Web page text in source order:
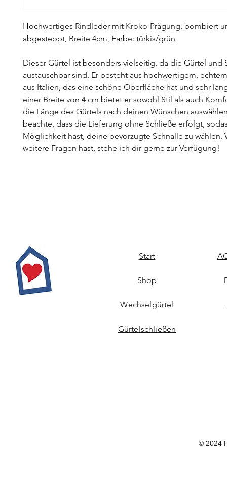
Hochwertiges Rindleder mit Kroko-Prägung, bombiert
abgesteppt, Breite 4cm, Farbe: türkis/grün
Dieser Gürtel ist besonders vielseitig, da die Gürtel und
austauschbar sind. Er besteht aus hochwertigem,
aus Italien, das eine schöne Oberfläche hat und sehr
einer Breite von 4 cm bietet er sowohl Stil als auch
die Länge des Gürtels nach deinen Wünschen
beachte, dass die Lieferung ohne Schließe erfolgt,
Möglichkeit hast, deine bevorzugte Schnalle zu wählen.
weitere Fragen hast, stehe ich dir gerne zur Verfügung!
Start
Shop
Wechselgürtel
Gürtelschließen
© 2024